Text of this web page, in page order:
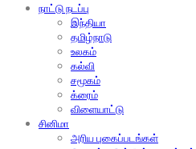
நாட்டு நடப்பு
இந்தியா
தமிழ்நாடு
உலகம்
கல்வி
சமூகம்
க்ரைம்
விளையாட்டு
சினிமா
அரிய புகைப்படங்கள்